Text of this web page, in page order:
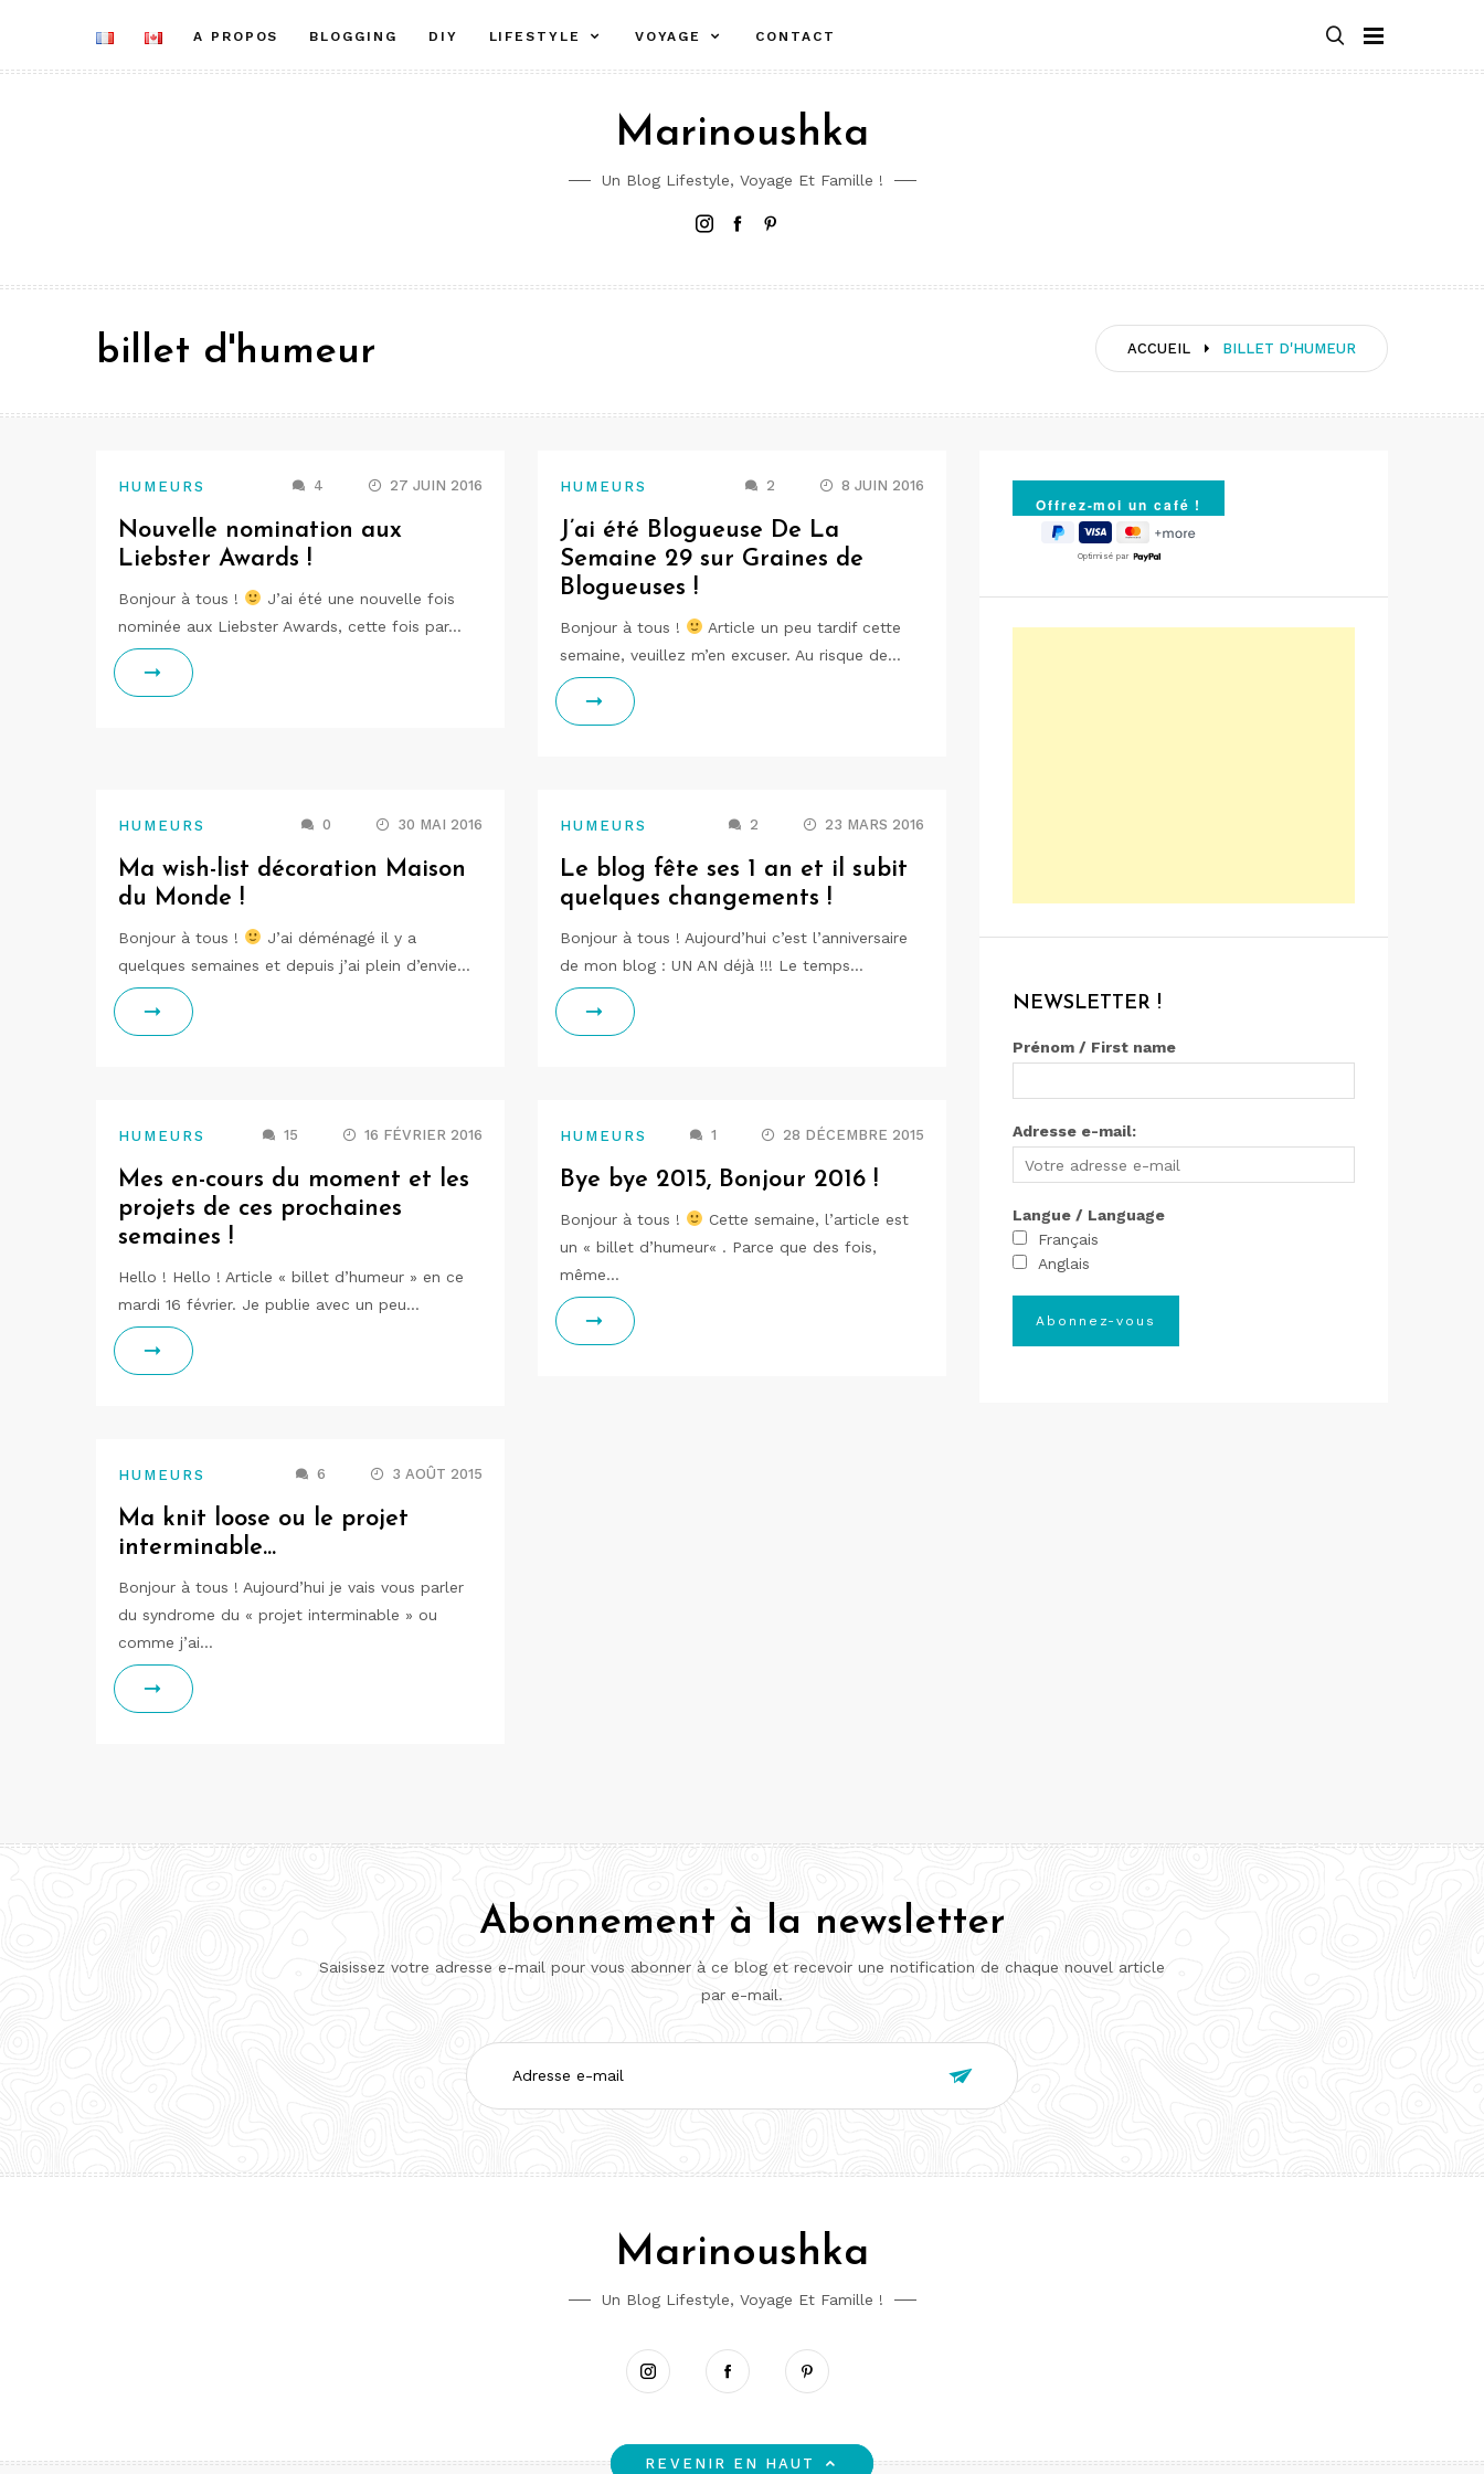
contenu
A PROPOS BLOGGING DIY LIFESTYLE VOYAGE CONTACT
Marinoushka
Un Blog Lifestyle, Voyage Et Famille !
Instagram
Facebook
ACCUEIL BILLET D'HUMEUR
billet d'humeur
HUMEURS 4 27 JUIN 2016
Nouvelle nomination aux
Liebster Awards !
Bonjour à tous !
J’ai été une nouvelle fois
nominée aux Liebster Awards, cette fois par…
HUMEURS 2 8 JUIN 2016
J’ai été Blogueuse De La
Semaine 29 sur Graines de
Blogueuses !
Bonjour à tous !
Article un peu tardif cette
semaine, veuillez m’en excuser. Au risque de…
HUMEURS 0 30 MAI 2016
Ma wish-list décoration Maison
du Monde !
Bonjour à tous !
J’ai déménagé il y a
quelques semaines et depuis j’ai plein d’envie…
HUMEURS 2 23 MARS 2016
Le blog fête ses 1 an et il subit
quelques changements !
Bonjour à tous ! Aujourd’hui c’est l’anniversaire
de mon blog : UN AN déjà !!! Le temps…
HUMEURS 15 16 FÉVRIER 2016
Mes en-cours du moment et les
projets de ces prochaines
semaines !
Hello ! Hello ! Article « billet d’humeur » en ce
mardi 16 février. Je publie avec un peu…
HUMEURS 1 28 DÉCEMBRE 2015
Bye bye 2015, Bonjour 2016 !
Bonjour à tous !
Cette semaine, l’article est
un « billet d’humeur« . Parce que des fois,
même…
HUMEURS 6 3 AOÛT 2015
Ma knit loose ou le projet
interminable…
Bonjour à tous ! Aujourd’hui je vais vous parler
du syndrome du « projet interminable » ou
comme j’ai…
Optimisé par
NEWSLETTER !
Prénom / First name
Adresse e-mail:
Langue / Language
Français
Anglais
Abonnement à la newsletter
Saisissez votre adresse e-mail pour vous abonner à ce blog et recevoir une notification de chaque nouvel article
par e-mail.
Adresse
e-
mail

Marinoushka
Un Blog Lifestyle, Voyage Et Famille !
InstagramFacebook
REVENIR EN HAUT